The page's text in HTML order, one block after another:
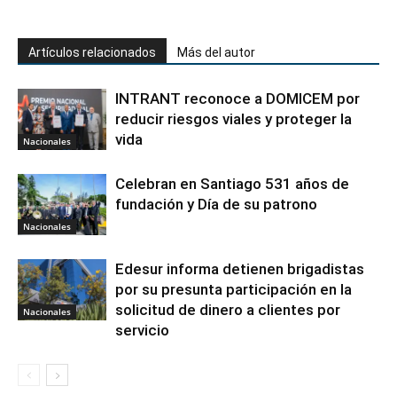
Artículos relacionados Más del autor
Nacionales
INTRANT reconoce a DOMICEM por
reducir riesgos viales y proteger la
vida
Nacionales
Celebran en Santiago 531 años de
fundación y Día de su patrono
Nacionales
Edesur informa detienen brigadistas
por su presunta participación en la
solicitud de dinero a clientes por
servicio